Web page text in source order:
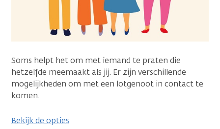
Soms helpt het om met iemand te praten die
hetzelfde mee­maakt als jij. Er zijn verschillende
mogelijkheden om met een lotgenoot in contact te
komen.
Bekijk de opties